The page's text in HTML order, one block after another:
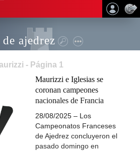
ajedrez
- Página 1
Maurizzi e Iglesias se
coronan campeones
nacionales de Francia
28/08/2025 – Los
Campeonatos Franceses
de Ajedrez concluyeron el
pasado domingo en